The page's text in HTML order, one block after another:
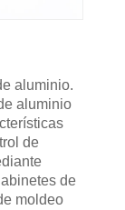
aluminio.
aluminio
de
de
moldeo